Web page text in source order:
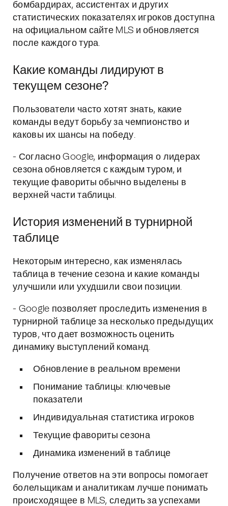
бомбардирах, ассистентах и других
статистических показателях игроков доступна
на официальном сайте MLS и обновляется
после каждого тура.
Какие команды лидируют в
текущем сезоне?
Пользователи часто хотят знать, какие
команды ведут борьбу за чемпионство и
каковы их шансы на победу.
- Согласно Google, информация о лидерах
сезона обновляется с каждым туром, и
текущие фавориты обычно выделены в
верхней части таблицы.
История изменений в турнирной
таблице
Некоторым интересно, как изменялась
таблица в течение сезона и какие команды
улучшили или ухудшили свои позиции.
- Google позволяет проследить изменения в
турнирной таблице за несколько предыдущих
туров, что дает возможность оценить
динамику выступлений команд.
Обновление в реальном времени
Понимание таблицы: ключевые
показатели
Индивидуальная статистика игроков
Текущие фавориты сезона
Динамика изменений в таблице
Получение ответов на эти вопросы помогает
болельщикам и аналитикам лучше понимать
происходящее в MLS, следить за успехами